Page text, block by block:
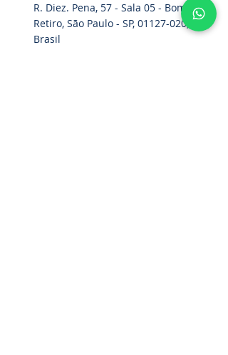
R. Diez. Pena, 57 - Sala 05 - Bom
Retiro, São Paulo - SP, 01127-020,
Brasil